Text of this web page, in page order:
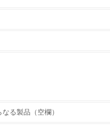
い）
っている
る製品（空欄）